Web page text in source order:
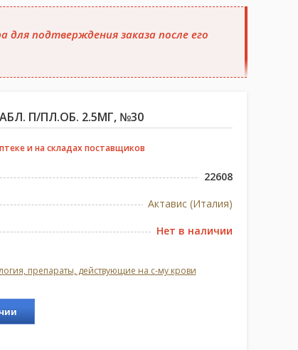
подтверждения заказа после его
П/ПЛ.ОБ. 2.5МГ, №30
и на складах поставщиков
22608
Актавис (Италия)
Нет в наличии
препараты, действующие на с-му крови